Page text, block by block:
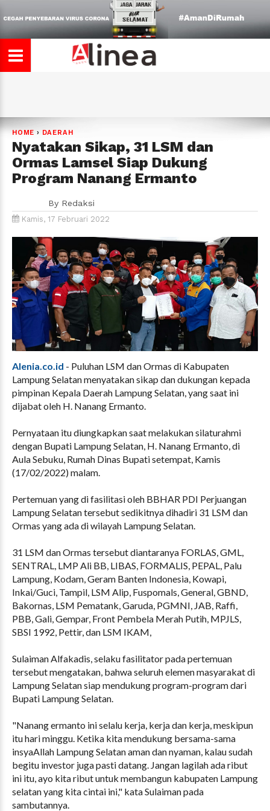
HOME › DAERAH
Nyatakan Sikap, 31 LSM dan
Ormas Lamsel Siap Dukung
Program Nanang Ermanto
By Redaksi
Kamis, 17 Februari 2022
Alenia.co.id - Puluhan LSM dan Ormas di Kabupaten
Lampung Selatan menyatakan sikap dan dukungan kepada
pimpinan Kepala Daerah Lampung Selatan, yang saat ini
dijabat oleh H. Nanang Ermanto.
Pernyataan itu diungkapkan saat melakukan silaturahmi
dengan Bupati Lampung Selatan, H. Nanang Ermanto, di
Aula Sebuku, Rumah Dinas Bupati setempat, Kamis
(17/02/2022) malam.
Pertemuan yang di fasilitasi oleh BBHAR PDI Perjuangan
Lampung Selatan tersebut sedikitnya dihadiri 31 LSM dan
Ormas yang ada di wilayah Lampung Selatan.
31 LSM dan Ormas tersebut diantaranya FORLAS, GML,
SENTRAL, LMP Ali BB, LIBAS, FORMALIS, PEPAL, Palu
Lampung, Kodam, Geram Banten Indonesia, Kowapi,
Inkai/Guci, Tampil, LSM Alip, Fuspomals, General, GBND,
Bakornas, LSM Pematank, Garuda, PGMNI, JAB, Raffi,
PBB, Gali, Gempar, Front Pembela Merah Putih, MPJLS,
SBSI 1992, Pettir, dan LSM IKAM,
Sulaiman Alfakadis, selaku fasilitator pada pertemuan
tersebut mengatakan, bahwa seluruh elemen masyarakat di
Lampung Selatan siap mendukung program-program dari
Bupati Lampung Selatan.
"Nanang ermanto ini selalu kerja, kerja dan kerja, meskipun
itu hari minggu. Ketika kita mendukung bersama-sama
insyaAllah Lampung Selatan aman dan nyaman, kalau sudah
begitu investor juga pasti datang. Jangan lagilah ada ribut
ini itu, ayo kita ribut untuk membangun kabupaten Lampung
selatan yang kita cintai ini," kata Sulaiman pada
sambutannya.